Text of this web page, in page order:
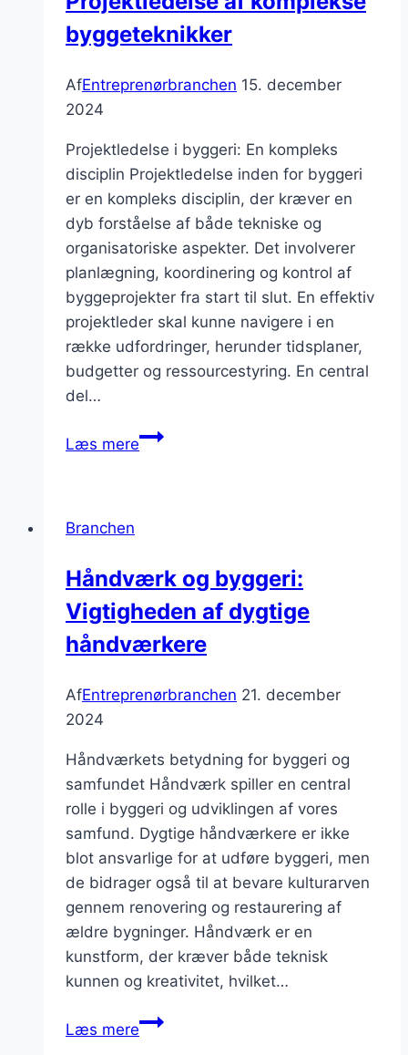
byggeteknikker
AfEntreprenørbranchen 15. december
2024
Projektledelse i byggeri: En kompleks
disciplin Projektledelse inden for byggeri
er en kompleks disciplin, der kræver en
dyb forståelse af både tekniske og
organisatoriske aspekter. Det involverer
planlægning, koordinering og kontrol af
byggeprojekter fra start til slut. En effektiv
projektleder skal kunne navigere i en
række udfordringer, herunder tidsplaner,
budgetter og ressourcestyring. En central
del…
Læs mereProjektledelse
Branchen
Håndværk og byggeri:
Vigtigheden af dygtige
håndværkere
AfEntreprenørbranchen 21. december
2024
Håndværkets betydning for byggeri og
samfundet Håndværk spiller en central
rolle i byggeri og udviklingen af vores
samfund. Dygtige håndværkere er ikke
blot ansvarlige for at udføre byggeri, men
de bidrager også til at bevare kulturarven
gennem renovering og restaurering af
ældre bygninger. Håndværk er en
kunstform, der kræver både teknisk
kunnen og kreativitet, hvilket…
Læs mereHåndværk